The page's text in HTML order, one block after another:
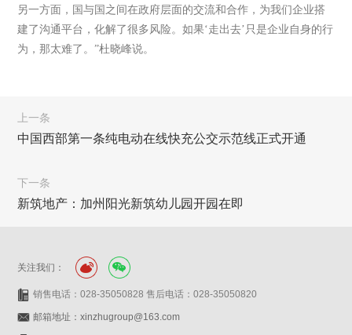
另一方面，国与国之间在政府层面的交流和合作，为我们企业搭
建了沟通平台，化解了很多风险。如果‘走出去’只是企业自身的行
为，那太难了。”杜晓峰说。
上一条
中国西部第一条纯电动在线快充公交示范线正式开通
下一条
新筑地产：加州阳光新筑幼儿园开园在即
关注我们：
销售电话：028-35050828 售后电话：028-35050820
邮箱地址：xinzhugroup@163.com